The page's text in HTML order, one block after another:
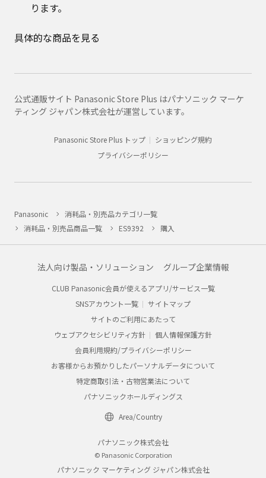
ります。
具体的な商品を見る
公式通販サイト Panasonic Store Plus はパナソニック マーケ
ティング ジャパン株式会社が運営しています。
Panasonic Store Plus トップ
ショッピング規約
プライバシーポリシー
Panasonic
消耗品・別売品カテゴリ一覧
消耗品・別売品商品一覧
ES9392 購入
法人向け製品・ソリューション グループ企業情報
CLUB Panasonic会員が使えるアプリ/サービス一覧
SNSアカウント一覧
サイトマップ
サイトのご利用にあたって
ウェブアクセシビリティ方針
個人情報保護方針
会員利用規約/プライバシーポリシー
お客様からお預かりしたパーソナルデータについて
特定商取引法・古物営業法について
パナソニックホールディングス
Area/Country
パナソニック株式会社
© Panasonic Corporation
パナソニック マーケティング ジャパン株式会社